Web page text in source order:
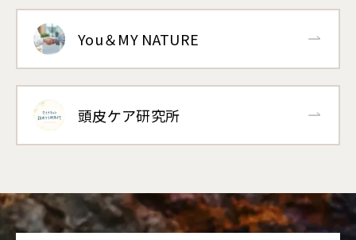
You＆MY NATURE
頭皮ケア研究所